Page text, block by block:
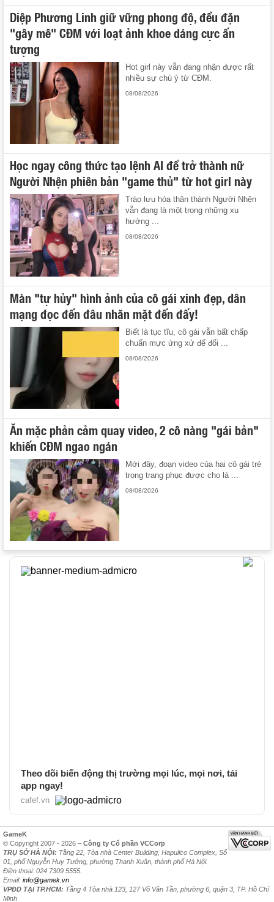
Diệp Phương Linh giữ vững phong độ, đều đặn
"gây mê" CĐM với loạt ảnh khoe dáng cực ấn
tượng
Hot girl này vẫn đang nhận được rất
nhiều sự chú ý từ CĐM.
08/08/2026
Học ngay công thức tạo lệnh AI để trở thành nữ
Người Nhện phiên bản "game thủ" từ hot girl này
Trào lưu hóa thân thành Người Nhện
vẫn đang là một trong những xu
hướng ...
08/08/2026
Màn "tự hủy" hình ảnh của cô gái xinh đẹp, dân
mạng đọc đến đâu nhăn mặt đến đấy!
Biết là tục tĩu, cô gái vẫn bất chấp
chuẩn mực ứng xử để đổi ...
08/08/2026
Ăn mặc phản cảm quay video, 2 cô nàng "gái bản"
khiến CĐM ngao ngán
Mới đây, đoạn video của hai cô gái trẻ
trong trang phục được cho là ...
08/08/2026
Theo dõi biến động thị trường mọi lúc, mọi nơi, tải
app ngay!
cafef.vn
GameK
© Copyright 2007 - 2026 – Công ty Cổ phần VCCorp
TRỤ SỞ HÀ NỘI: Tầng 22, Tòa nhà Center Building, Hapulico Complex, Số
01, phố Nguyễn Huy Tưởng, phường Thanh Xuân, thành phố Hà Nội.
Điện thoại: 024 7309 5555.
Email: info@gamek.vn
VPĐD TẠI TP.HCM: Tầng 4 Tòa nhà 123, 127 Võ Văn Tần, phường 6, quận 3, TP. Hồ Chí
Minh